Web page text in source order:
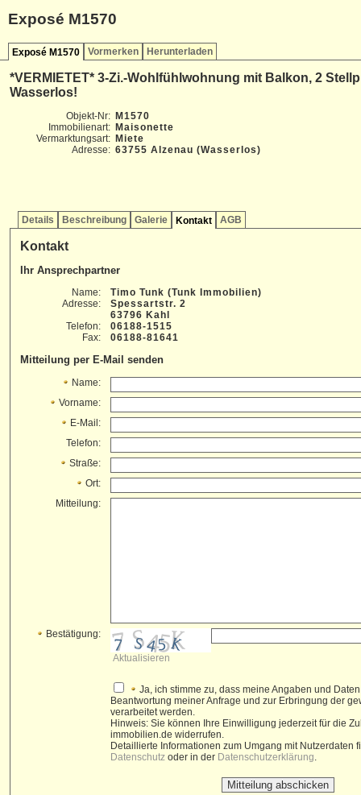
Exposé M1570
Exposé M1570 Vormerken Herunterladen
*VERMIETET* 3-Zi.-Wohlfühlwohnung mit Balkon, 2
Wasserlos!
Objekt-Nr: M1570
Immobilienart: Maisonette
Vermarktungsart: Miete
Adresse: 63755 Alzenau (Wasserlos)
Details Beschreibung Galerie Kontakt AGB
Kontakt
Ihr Ansprechpartner
Name:
Timo Tunk (Tunk Immobilien)
Adresse:
Spessartstr. 2
63796 Kahl
Telefon:
06188-1515
Fax:
06188-81641
Mitteilung per E-Mail senden
Name:
Vorname:
E-Mail:
Telefon:
Straße:
Ort:
Mitteilung:
Bestätigung:
Aktualisieren
Ja, ich stimme zu, dass meine Angaben und
Beantwortung meiner Anfrage und zur Erbringung der
verarbeitet werden.
Hinweis: Sie können Ihre Einwilligung jederzeit für die
immobilien.de widerrufen.
Detaillierte Informationen zum Umgang mit Nutzerdaten
Datenschutz oder in der Datenschutzerklärung